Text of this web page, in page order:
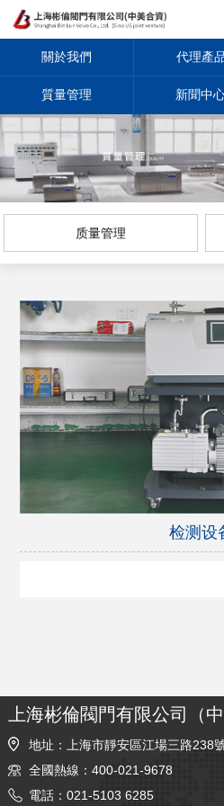
關於我們 代理產
質量管理 新聞中
质量管理
检测设
上海彬倫閥門有限公司（中
地址：上海市靜安區江場三路238
全國熱線：400-021-9678
電話：021-5103 6285